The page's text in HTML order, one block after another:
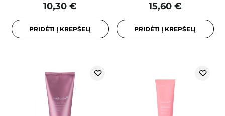
10,30 €
PRIDĖTI Į KREPŠELĮ
15,60 €
PRIDĖTI Į KREPŠELĮ